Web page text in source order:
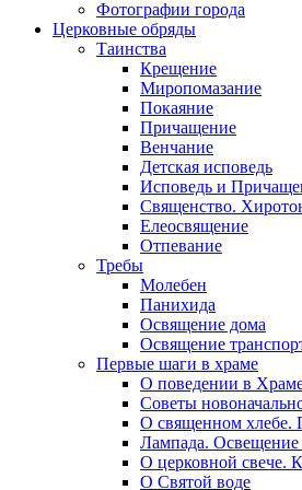
Фотографии города
Церковные обряды
Таинства
Крещение
Миропомазание
Покаяние
Причащение
Венчание
Детская исповедь
Исповедь и
Священство.
Елеосвящение
Отпевание
Требы
Молебен
Панихида
Освящение дома
Освящение
Первые шаги в храме
О поведении в
Советы
О священном хлебе.
Лампада. Освещение
О церковной свече.
О Святой воде